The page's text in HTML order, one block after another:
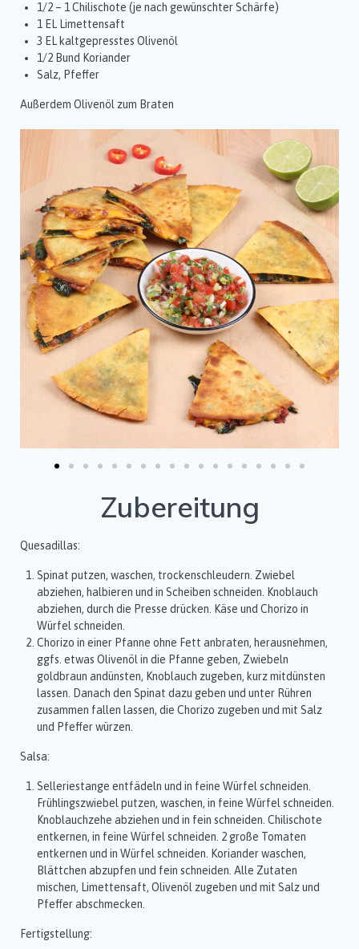
1/2 – 1 Chilischote (je nach gewünschter Schärfe)
1 EL Limettensaft
3 EL kaltgepresstes Olivenöl
1/2 Bund Koriander
Salz, Pfeffer
Außerdem Olivenöl zum Braten
Zubereitung
Quesadillas:
Spinat putzen, waschen, trockenschleudern. Zwiebel
abziehen, halbieren und in Scheiben schneiden. Knoblauch
abziehen, durch die Presse drücken. Käse und Chorizo in
Würfel schneiden.
Chorizo in einer Pfanne ohne Fett anbraten, herausnehmen,
ggfs. etwas Olivenöl in die Pfanne geben, Zwiebeln
goldbraun andünsten, Knoblauch zugeben, kurz mitdünsten
lassen. Danach den Spinat dazu geben und unter Rühren
zusammen fallen lassen, die Chorizo zugeben und mit Salz
und Pfeffer würzen.
Salsa:
Selleriestange entfädeln und in feine Würfel schneiden.
Frühlingszwiebel putzen, waschen, in feine Würfel schneiden.
Knoblauchzehe abziehen und in fein schneiden. Chilischote
entkernen, in feine Würfel schneiden. 2 große Tomaten
entkernen und in Würfel schneiden. Koriander waschen,
Blättchen abzupfen und fein schneiden. Alle Zutaten
mischen, Limettensaft, Olivenöl zugeben und mit Salz und
Pfeffer abschmecken.
Fertigstellung: